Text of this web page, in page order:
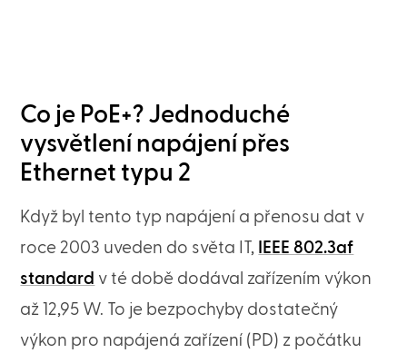
Co je PoE+? Jednoduché
vysvětlení napájení přes
Ethernet typu 2
Když byl tento typ napájení a přenosu dat v
roce 2003 uveden do světa IT,
IEEE 802.3af
standard v té době dodával zařízením výkon
až 12,95 W. To je bezpochyby dostatečný
výkon pro napájená zařízení (PD) z počátku